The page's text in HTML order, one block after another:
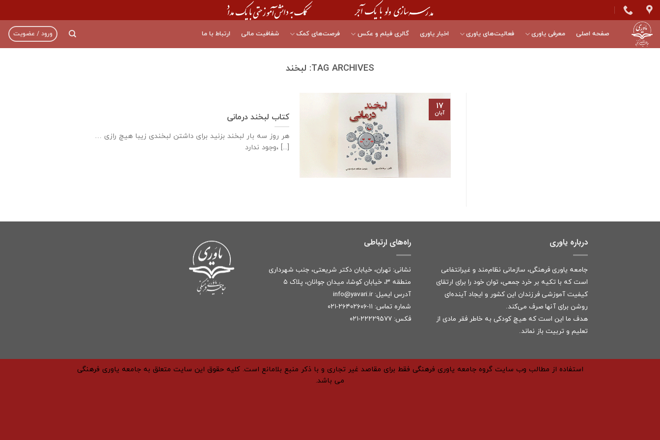
Skip
to
content
صفحه اصلی معرفی یاوری فعالیت‌های یاوری اخبار یاوری گالری فیلم و عکس فرصت‌های کمک شفافیت مالی ارتباط با ما ورود / عضویت
TAG ARCHIVES: لبخند
کتاب لبخند درمانی
… هر روز سه بار لبخند بزنید برای داشتن لبخندی زیبا هیچ رازی
وجود ندارد، [...]
۱۷
آبان
درباره یاوری
جامعه یاوری فرهنگی، سازمانی نظام‌مند و غیرانتفاعی
است که با تکیه بر خرد جمعی، توان خود را برای ارتقای
کیفیت آموزشی فرزندان این کشور و ایجاد آینده‌ای
روشن برای آنها صرف می‌کند.
هدف ما این است که هیچ کودکی به خاطر فقر مادی از
تعلیم و تربیت باز نماند.
راه‌های ارتباطی
نشانی: تهران، خیابان دکتر شریعتی، جنب شهرداری
منطقه ۳، خیابان کوشا، میدان جوانان، پلاک ۵
آدرس ایمیل: info@yavari.ir
شماره تماس: ۱۱-۲۶۴۰۲۶۰۶-۰۲۱
فکس: ۲۲۲۲۹۵۷۷-۰۲۱
استفاده از مطالب وب سایت گروه جامعه یاوری فرهنگی فقط برای مقاصد غیر تجاری و با ذکر منبع بلامانع است. کلیه حقوق این سایت متعلق به جامعه یاوری فرهنگی
می باشد.